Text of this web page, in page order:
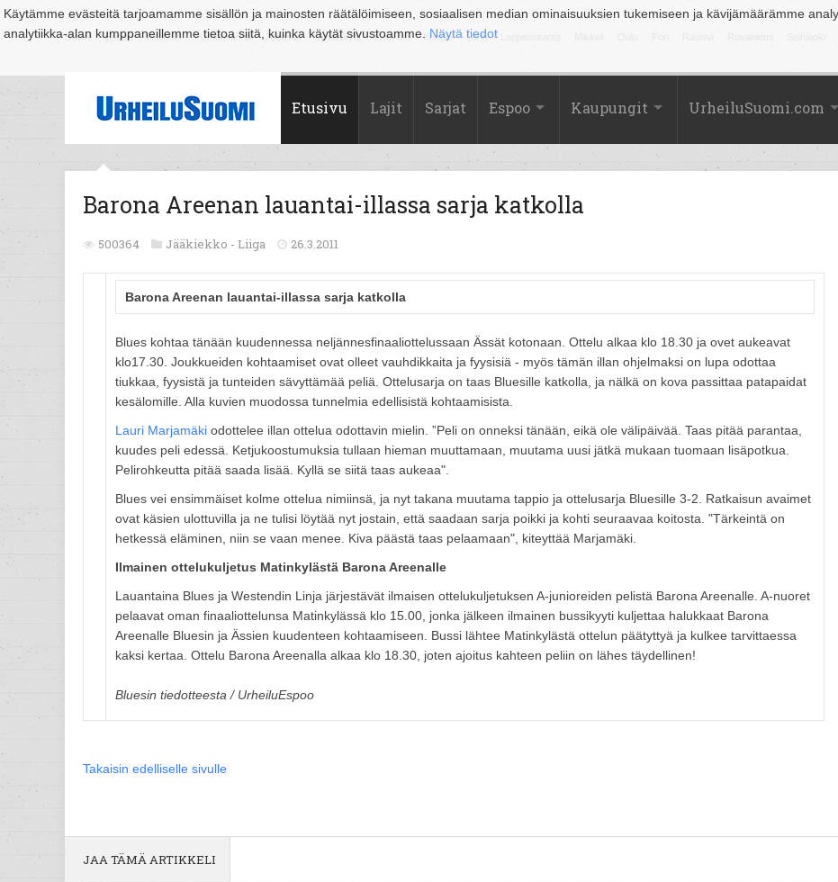
Käytämme evästeitä tarjoamamme sisällön ja mainosten räätälöimiseen, sosiaalisen median ominaisuuksien tukemiseen ja kävijämäärämme
analytiikka-alan kumppaneillemme tietoa siitä, kuinka käytät sivustoamme. Näytä tiedot
Suomi Espoo Helsinki Hämeenlinna Joensuu Jyväskylä Kouvola Kuopio Lahti
Etusivu Lajit Sarjat Espoo Kaupungit UrheiluSuomi.com
Barona Areenan lauantai-illassa sarja katkolla
500364 Jääkiekko - Liiga 26.3.2011
Barona Areenan lauantai-illassa sarja katkolla
Blues kohtaa tänään kuudennessa neljännesfinaaliottelussaan Ässät kotonaan. Ottelu alkaa klo 18.30 ja ovet aukeavat
klo17.30. Joukkueiden kohtaamiset ovat olleet vauhdikkaita ja fyysisiä - myös tämän illan ohjelmaksi on lupa odottaa
tiukkaa, fyysistä ja tunteiden sävyttämää peliä. Ottelusarja on taas Bluesille katkolla, ja nälkä on kova passittaa patapaidat
kesälomille. Alla kuvien muodossa tunnelmia edellisistä kohtaamisista.
Lauri Marjamäki odottelee illan ottelua odottavin mielin. ”Peli on onneksi tänään, eikä ole välipäivää. Taas pitää parantaa,
kuudes peli edessä. Ketjukoostumuksia tullaan hieman muuttamaan, muutama uusi jätkä mukaan tuomaan lisäpotkua.
Pelirohkeutta pitää saada lisää. Kyllä se siitä taas aukeaa".
Blues vei ensimmäiset kolme ottelua nimiinsä, ja nyt takana muutama tappio ja ottelusarja Bluesille 3-2. Ratkaisun avaimet
ovat käsien ulottuvilla ja ne tulisi löytää nyt jostain, että saadaan sarja poikki ja kohti seuraavaa koitosta. "Tärkeintä on
hetkessä eläminen, niin se vaan menee. Kiva päästä taas pelaamaan", kiteyttää Marjamäki.
Ilmainen ottelukuljetus Matinkylästä Barona Areenalle
Lauantaina Blues ja Westendin Linja järjestävät ilmaisen ottelukuljetuksen A-junioreiden pelistä Barona Areenalle. A-nuoret
pelaavat oman finaaliottelunsa Matinkylässä klo 15.00, jonka jälkeen ilmainen bussikyyti kuljettaa halukkaat Barona
Areenalle Bluesin ja Ässien kuudenteen kohtaamiseen. Bussi lähtee Matinkylästä ottelun päätyttyä ja kulkee tarvittaessa
kaksi kertaa. Ottelu Barona Areenalla alkaa klo 18.30, joten ajoitus kahteen peliin on lähes täydellinen!
Bluesin tiedotteesta / UrheiluEspoo
Takaisin edelliselle sivulle
JAA TÄMÄ ARTIKKELI